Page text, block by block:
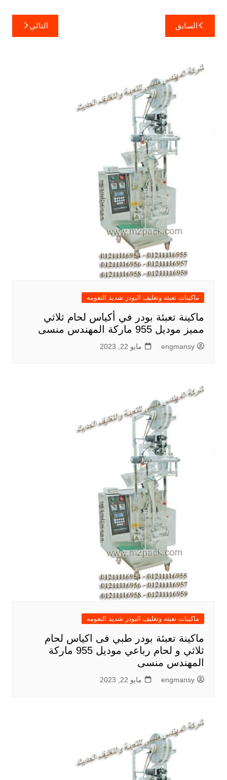
تصفّح
المقالات
السابق التالي
ماكينات تعبئه وتغليف البودر شديد النعومه
ماكينة تعبئة بودر في أكياس لحام ثلاثي
مميز موديل 955 ماركة المهندس منسى
engmansy مايو 22, 2023
ماكينات تعبئه وتغليف البودر شديد النعومه
ماكينة تعبئة بودر طبي فى اكياس لحام
ثلاثي و لحام رباعي موديل 955 ماركة
المهندس منسى
engmansy مايو 22, 2023